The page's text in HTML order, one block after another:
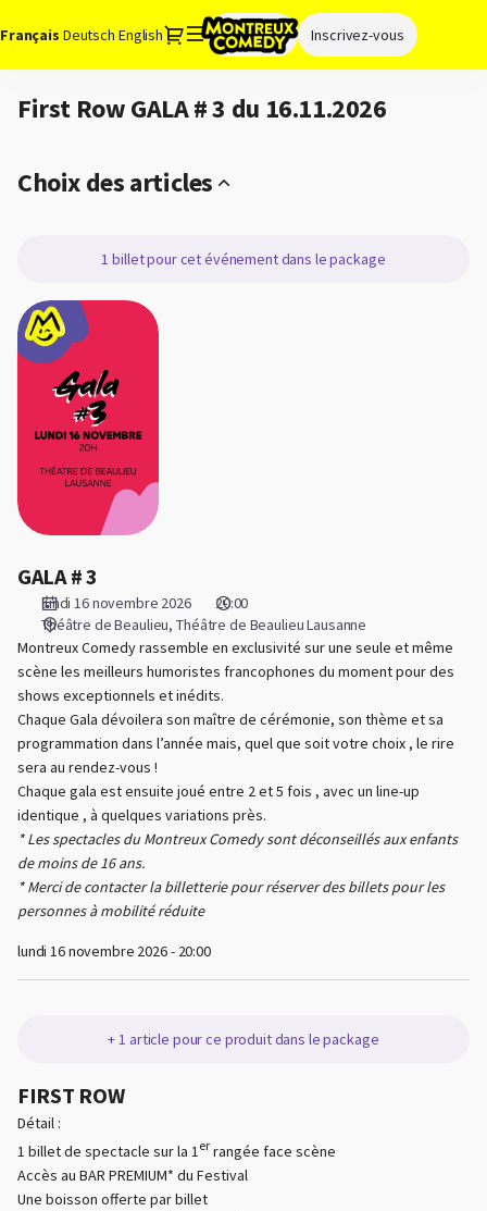
Langue
Français Deutsch English Dialogue
Connexion Inscrivez-vous
du
Row
Comedy
First
#
First Row GALA # 3 du 16.11.2026
Choix des articles
1 billetpour cet événement dans le package
lundi 16 novembre 2026 - 20:00
GALA
#
3
GALA # 3
lundi 16 novembre 2026
20:00
Théâtre de Beaulieu Théâtre de Beaulieu Lausanne
Montreux Comedy rassemble en exclusivité sur une seule et même
scène les meilleurs humoristes francophones du moment pour des
shows exceptionnels et inédits.
Chaque Gala dévoilera son maître de cérémonie, son thème et sa
programmation dans l’année mais, quel que soit votre choix , le rire
sera au rendez-vous !
Chaque gala est ensuite joué entre 2 et 5 fois , avec un line-up
identique , à quelques variations près.
* Les spectacles du Montreux Comedy sont déconseillés aux enfants
de moins de 16 ans.
* Merci de contacter la billetterie pour réserver des billets pour les
personnes à mobilité réduite
+1 article pour ce produit dans le package
FIRST
ROW
FIRST ROW
Détail :
1 billet de spectacle sur la 1er rangée face scène
Accès au BAR PREMIUM* du Festival
Une boisson offerte par billet